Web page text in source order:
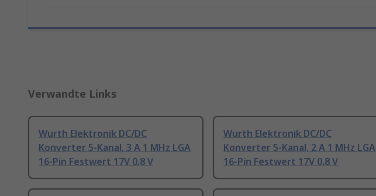
Verwandte Links
Wurth Elektronik DC/DC
Konverter 5-Kanal, 3 A 1 MHz LGA
16-Pin Festwert 17V 0.8 V
Wurth Elektronik DC/DC
Konverter 5-Kanal, 2 A 1 MHz LGA
16-Pin Festwert 17V 0.8 V